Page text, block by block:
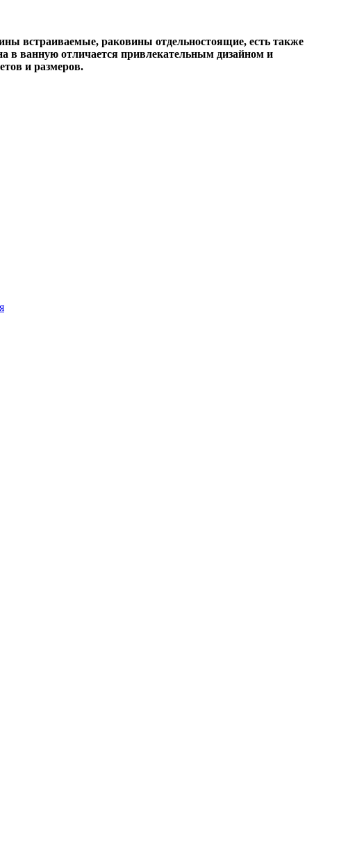
встраиваемые, раковины отдельностоящие, есть также
в ванную отличается привлекательным дизайном и
и размеров.